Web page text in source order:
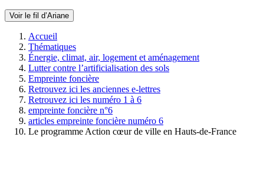
Voir le fil d’Ariane
Accueil
Thématiques
Énergie, climat, air, logement et aménagement
Lutter contre l’artificialisation des sols
Empreinte foncière
Retrouvez ici les anciennes e-lettres
Retrouvez ici les numéro 1 à 6
empreinte foncière n°6
articles empreinte foncière numéro 6
Le programme Action cœur de ville en Hauts-de-France